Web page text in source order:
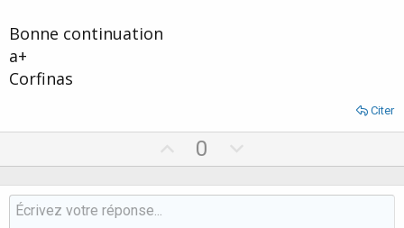
Bonne continuation
a+
Corfinas
Citer
p
v
0
o
w